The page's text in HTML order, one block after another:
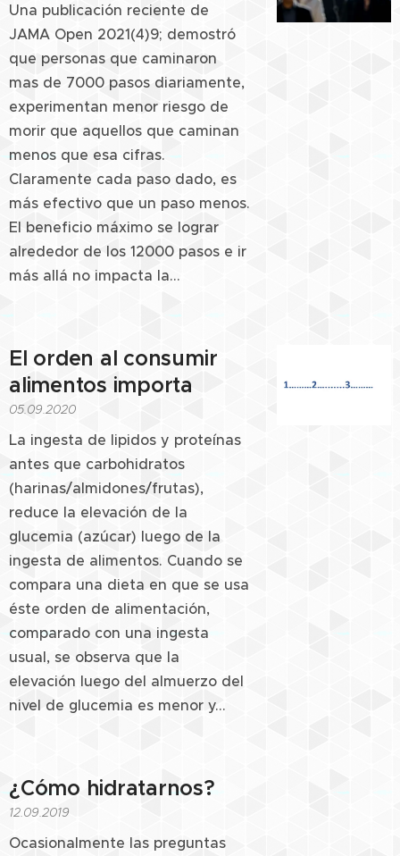
Una publicación reciente de
JAMA Open 2021(4)9; demostró
que personas que caminaron
mas de 7000 pasos diariamente,
experimentan menor riesgo de
morir que aquellos que caminan
menos que esa cifras.
Claramente cada paso dado, es
más efectivo que un paso menos.
El beneficio máximo se lograr
alrededor de los 12000 pasos e ir
más allá no impacta la...
El orden al consumir
alimentos importa
05.09.2020
La ingesta de lipidos y proteínas
antes que carbohidratos
(harinas/almidones/frutas),
reduce la elevación de la
glucemia (azúcar) luego de la
ingesta de alimentos. Cuando se
compara una dieta en que se usa
éste orden de alimentación,
comparado con una ingesta
usual, se observa que la
elevación luego del almuerzo del
nivel de glucemia es menor y...
¿Cómo hidratarnos?
12.09.2019
Ocasionalmente las preguntas